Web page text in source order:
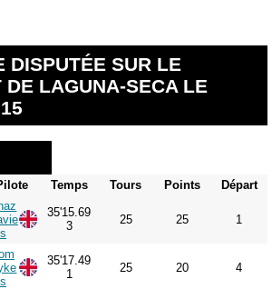
DISPUTÉE SUR LE
DE LAGUNA-SECA LE
Temps Tours Points Départ
s
35'15.69
3
25 25 1
s
35'17.49
1
25 20 4